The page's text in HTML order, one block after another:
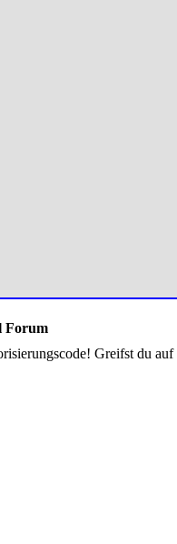
Forum
Greifst du